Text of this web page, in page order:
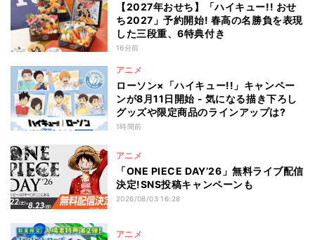
【2027年おせち】「ハイキュー!! おせ
ち2027」予約開始! 春高の名勝負を表現
した三段重、6特典付き
16分前
アニメ
ローソン×「ハイキュー!!」キャンペー
ンが8月11日開始 - 気になる描き下ろし
グッズや限定商品のラインアップは?
1時間前
アニメ
「ONE PIECE DAY’26」無料ライブ配信
決定!SNS投稿キャンペーンも
2026/08/03 16:28
アニメ